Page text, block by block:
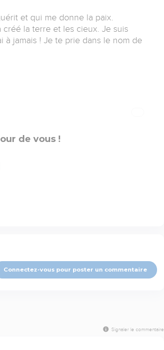
et qui me donne la paix.
la terre et les cieux. Je suis
jamais ! Je te prie dans le nom de
de vous !
Connectez-vous pour poster un commentaire
Signaler le commentaire